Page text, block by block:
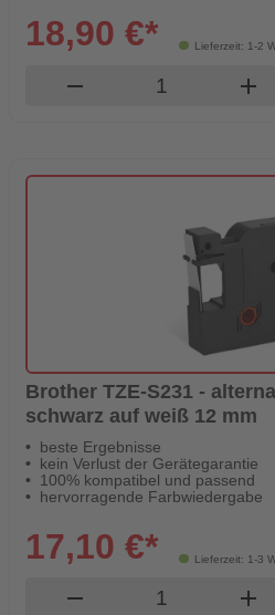
Lieferzeit: 1-2
18,90 €*
remove Produkt add
Brother TZE-S231 -
schwarz auf weiß 12 mm
beste Ergebnisse
kein Verlust der Gerätegarantie
100% kompatibel und passend
hervorragende Farbwiedergabe
Lieferzeit: 1-3
17,10 €*
remove Produkt add